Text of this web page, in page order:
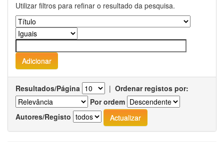
Utilizar filtros para refinar o resultado da pesquisa.
Resultados/Página | Ordenar registos por:
Por ordem
Autores/Registo